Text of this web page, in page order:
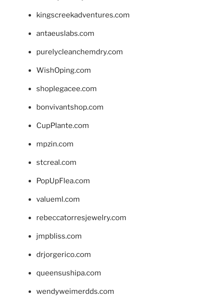
kingscreekadventures.com
antaeuslabs.com
purelycleanchemdry.com
WishOping.com
shoplegacee.com
bonvivantshop.com
CupPlante.com
mpzin.com
stcreal.com
PopUpFlea.com
valueml.com
rebeccatorresjewelry.com
jmpbliss.com
drjorgerico.com
queensushipa.com
wendyweimerdds.com